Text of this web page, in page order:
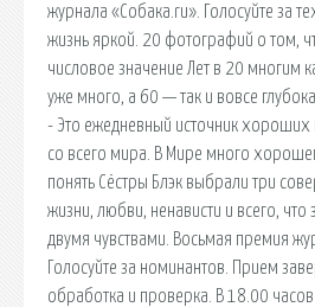
журнала «Собака.ru». Голосуйте за
жизнь яркой. 20 фотографий о том,
числовое значение Лет в 20 многим
уже много, а 60 — так и вовсе
- Это ежедневный источник хороших
со всего мира. В Мире много
понять Сёстры Блэк выбрали три
жизни, любви, ненависти и всего,
двумя чувствами. Восьмая премия
Голосуйте за номинантов. Прием
обработка и проверка. В 18.00